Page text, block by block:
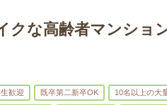
クな高齢者マンショ
歓迎 既卒第二新卒OK 10名以上の大